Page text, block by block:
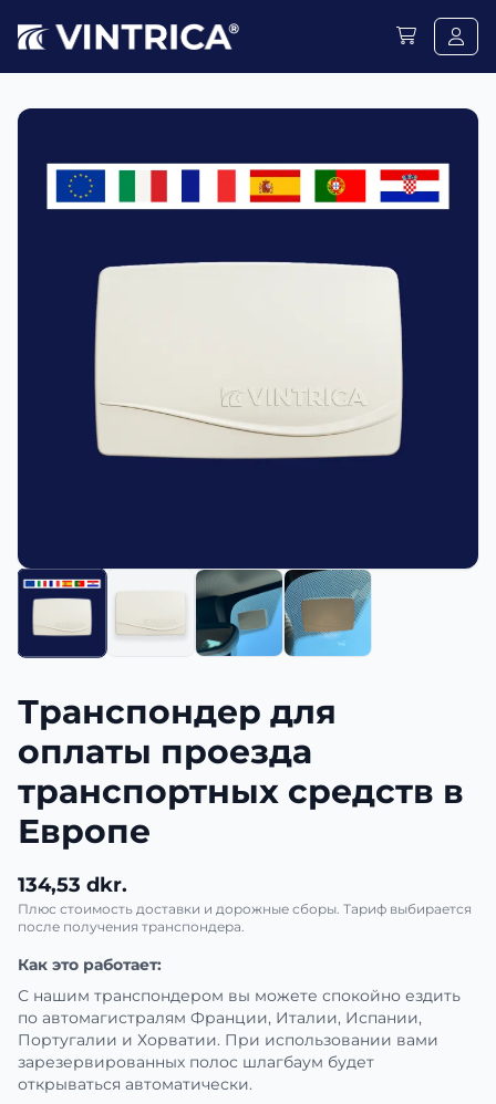
Транспондер для
оплаты проезда
транспортных средств в
Европе
134,53 dkr.
Плюс стоимость доставки и дорожные сборы. Тариф выбирается
после получения транспондера.
Как это работает:
С нашим транспондером вы можете спокойно ездить
по автомагистралям Франции, Италии, Испании,
Португалии и Хорватии. При использовании вами
зарезервированных полос шлагбаум будет
открываться автоматически.